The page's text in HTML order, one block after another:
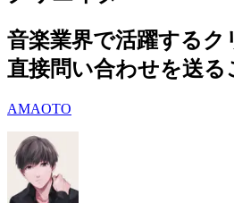
音楽業界で活躍するク
直接問い合わせを送
AMAOTO